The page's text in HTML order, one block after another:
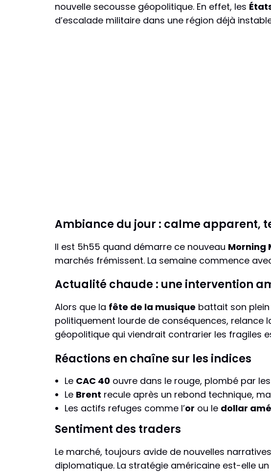
nouvelle secousse géopolitique. En effet, les
d’escalade militaire dans une région déjà
Ambiance du jour : calme apparent,
Il est 5h55 quand démarre ce nouveau Morning
marchés frémissent. La semaine commence
Actualité chaude : une intervention
Alors que la fête de la musique battait son plein
politiquement lourde de conséquences, relance
géopolitique qui viendrait contrarier les fragiles
Réactions en chaîne sur les indices
Le CAC 40 ouvre dans le rouge, plombé par
Le Brent recule après un rebond technique,
Les actifs refuges comme l’or ou le dollar
Sentiment des traders
Le marché, toujours avide de nouvelles
diplomatique. La stratégie américaine est-elle un